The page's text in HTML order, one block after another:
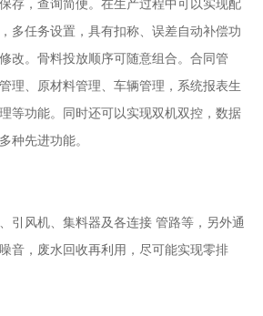
多任务设置，具有扣称、误差自动补偿功
改。骨料投放顺序可随意组合。合同管
理、原材料管理、车辆管理，系统报表生
等功能。同时还可以实现双机双控，数据
种先进功能。
风机、集料器及各连接 管路等，另外通
音，废水回收再利用，尽可能实现零排